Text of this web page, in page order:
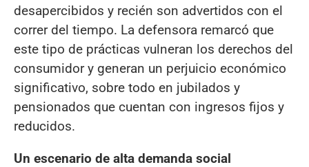
desapercibidos y recién son advertidos con el
correr del tiempo. La defensora remarcó que
este tipo de prácticas vulneran los derechos del
consumidor y generan un perjuicio económico
significativo, sobre todo en jubilados y
pensionados que cuentan con ingresos fijos y
reducidos.
Un escenario de alta demanda social